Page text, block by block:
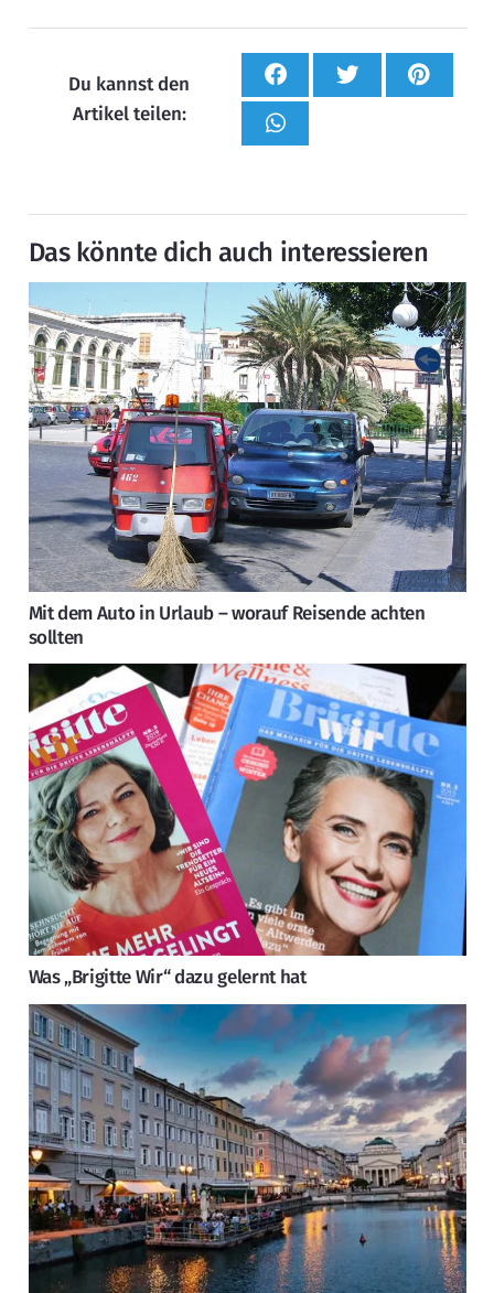
Du kannst den
Artikel teilen:
Das könnte dich auch interessieren
Mit dem Auto in Urlaub – worauf Reisende achten
sollten
Was „Brigitte Wir“ dazu gelernt hat